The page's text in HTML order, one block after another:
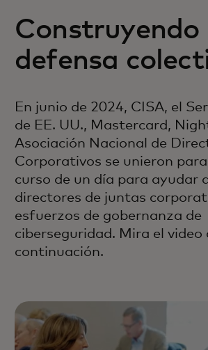
Construyendo
defensa
En junio de 2024, CISA, el
de EE. UU., Mastercard,
Asociación Nacional de
Corporativos se unieron
curso de un día para ayudar
directores de juntas
esfuerzos de gobernanza de
ciberseguridad. Mira el video
continuación.